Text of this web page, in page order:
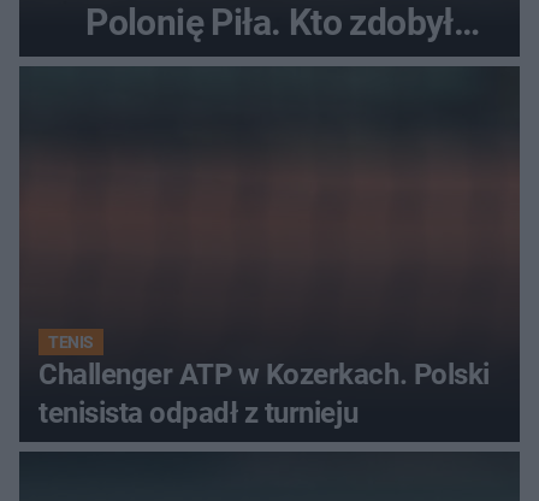
Polonię Piła. Kto zdobył
najwięcej punktów?
TENIS
Challenger ATP w Kozerkach. Polski
tenisista odpadł z turnieju